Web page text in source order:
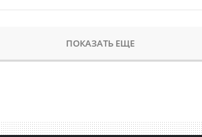
ПОКАЗАТЬ ЕЩЕ